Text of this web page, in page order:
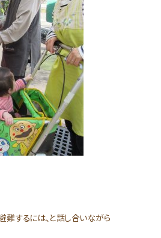
するには、と話し合いながら